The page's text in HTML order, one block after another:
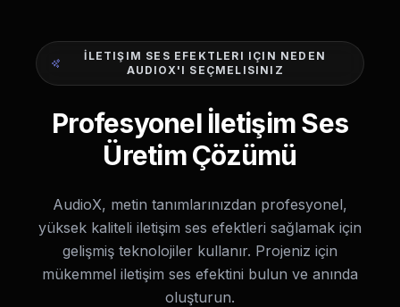
İLETIŞIM SES EFEKTLERI IÇIN NEDEN
AUDIOX'I SEÇMELISINIZ
Profesyonel İletişim Ses
Üretim Çözümü
AudioX, metin tanımlarınızdan profesyonel,
yüksek kaliteli iletişim ses efektleri sağlamak için
gelişmiş teknolojiler kullanır. Projeniz için
mükemmel iletişim ses efektini bulun ve anında
oluşturun.